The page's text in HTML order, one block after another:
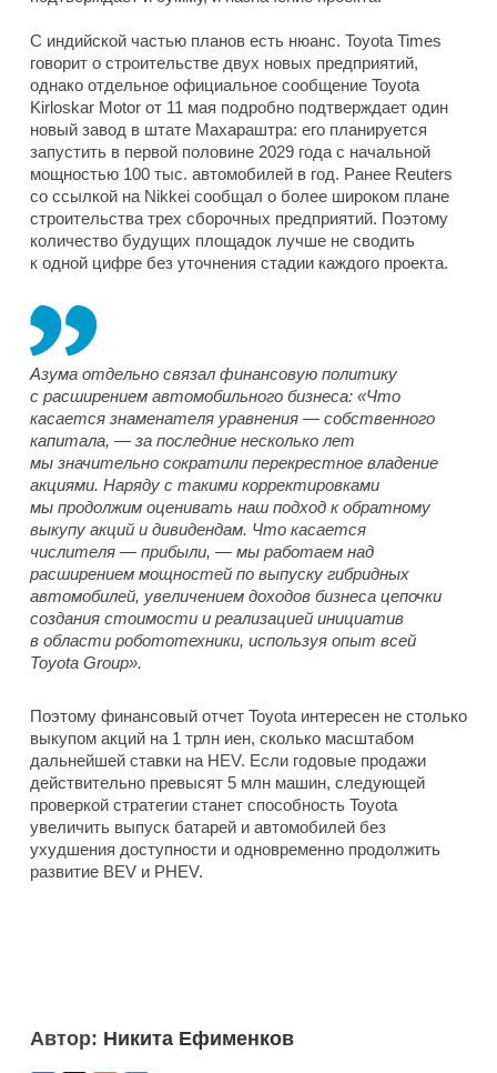
С индийской частью планов есть нюанс. Toyota Times
говорит о строительстве двух новых предприятий,
однако отдельное официальное сообщение Toyota
Kirloskar Motor от 11 мая подробно подтверждает один
новый завод в штате Махараштра: его планируется
запустить в первой половине 2029 года с начальной
мощностью 100 тыс. автомобилей в год. Ранее Reuters
со ссылкой на Nikkei сообщал о более широком плане
строительства трех сборочных предприятий. Поэтому
количество будущих площадок лучше не сводить
к одной цифре без уточнения стадии каждого проекта.
Азума отдельно связал финансовую политику
с расширением автомобильного бизнеса: «Что
касается знаменателя уравнения — собственного
капитала, — за последние несколько лет
мы значительно сократили перекрестное владение
акциями. Наряду с такими корректировками
мы продолжим оценивать наш подход к обратному
выкупу акций и дивидендам. Что касается
числителя — прибыли, — мы работаем над
расширением мощностей по выпуску гибридных
автомобилей, увеличением доходов бизнеса цепочки
создания стоимости и реализацией инициатив
в области робототехники, используя опыт всей
Toyota Group».
Поэтому финансовый отчет Toyota интересен не столько
выкупом акций на 1 трлн иен, сколько масштабом
дальнейшей ставки на HEV. Если годовые продажи
действительно превысят 5 млн машин, следующей
проверкой стратегии станет способность Toyota
увеличить выпуск батарей и автомобилей без
ухудшения доступности и одновременно продолжить
развитие BEV и PHEV.
Автор: Никита Ефименков